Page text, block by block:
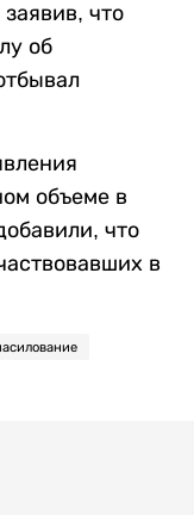
что
об
объеме в
что
в